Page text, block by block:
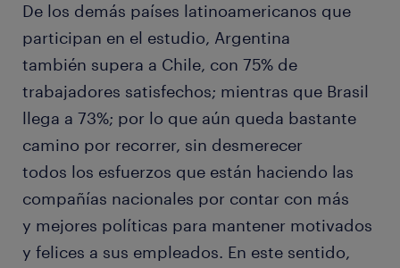
De los demás países latinoamericanos que
participan en el estudio, Argentina
también supera a Chile, con 75% de
trabajadores satisfechos; mientras que Brasil
llega a 73%; por lo que aún queda bastante
camino por recorrer, sin desmerecer
todos los esfuerzos que están haciendo las
compañías nacionales por contar con más
y mejores políticas para mantener motivados
y felices a sus empleados. En este sentido,